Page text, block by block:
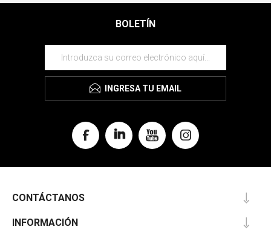
BOLETÍN
INGRESA TU EMAIL
CONTÁCTANOS
INFORMACIÓN